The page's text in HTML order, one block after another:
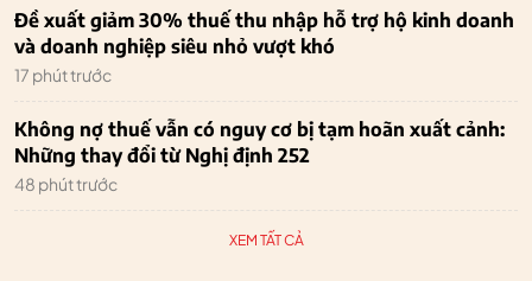
Đề xuất giảm 30% thuế thu nhập hỗ trợ hộ kinh doanh
và doanh nghiệp siêu nhỏ vượt khó
17 phút trước
Không nợ thuế vẫn có nguy cơ bị tạm hoãn xuất cảnh:
Những thay đổi từ Nghị định 252
48 phút trước
XEM TẤT CẢ